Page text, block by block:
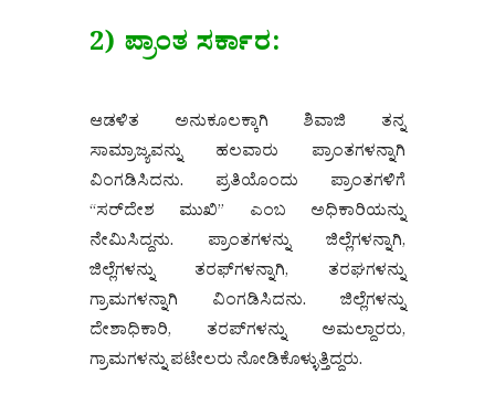
2) ಪ್ರಾಂತ ಸರ್ಕಾರ:
ಆಡಳಿತ ಅನುಕೂಲಕ್ಕಾಗಿ ಶಿವಾಜಿ ತನ್ನ
ಸಾಮ್ರಾಜ್ಯವನ್ನು ಹಲವಾರು ಪ್ರಾಂತಗಳನ್ನಾಗಿ
ವಿಂಗಡಿಸಿದನು. ಪ್ರತಿಯೊಂದು ಪ್ರಾಂತಗಳಿಗೆ
“ಸರ್‌ದೇಶ ಮುಖಿ” ಎಂಬ ಅಧಿಕಾರಿಯನ್ನು
ನೇಮಿಸಿದ್ದನು. ಪ್ರಾಂತಗಳನ್ನು ಜಿಲ್ಲೆಗಳನ್ನಾಗಿ,
ಜಿಲ್ಲೆಗಳನ್ನು ತರಫ್‌ಗಳನ್ನಾಗಿ, ತರಘಗಳನ್ನು
ಗ್ರಾಮಗಳನ್ನಾಗಿ ವಿಂಗಡಿಸಿದನು. ಜಿಲ್ಲೆಗಳನ್ನು
ದೇಶಾಧಿಕಾರಿ, ತರಪ್‌ಗಳನ್ನು ಅಮಲ್ದಾರರು,
ಗ್ರಾಮಗಳನ್ನು ಪಟೇಲರು ನೋಡಿಕೊಳ್ಳುತ್ತಿದ್ದರು.